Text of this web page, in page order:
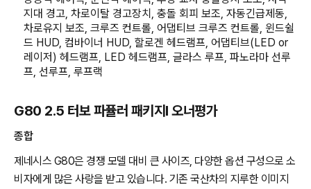
지대 경고, 차로이탈 경고장치, 충돌 회피 보조, 자동긴급제동,
차로유지 보조, 크루즈 컨트롤, 어댑티브 크루즈 컨트롤, 윈드쉴
드 HUD, 컴바이너 HUD, 할로겐 헤드램프, 어댑티브(LED or
레이저) 헤드램프, LED 헤드램프, 글라스 루프, 파노라마 선루
프, 선루프, 루프랙
G80 2.5 터보 파퓰러 패키지Ⅰ 오너평가
종합
제네시스 G80은 경쟁 모델 대비 큰 사이즈, 다양한 옵션 구성으로 소
비자에게 많은 사랑을 받고 있습니다. 기존 국산차의 지루한 이미지